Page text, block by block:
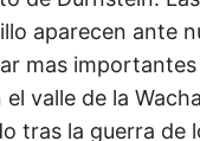
aparecen ante
mas
valle de la
tras la guerra de